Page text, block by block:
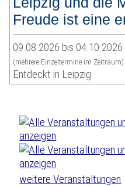
Freude ist eine
09.08.2026 bis 04.10.2026
(mehrere Einzeltermine im Zeitraum)
Entdeckt in Leipzig
weitere Veranstaltungen